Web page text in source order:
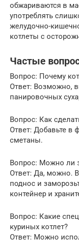
обжариваются в
употреблять
желудочно-
котлеты с
Частые
Вопрос: Почему
Ответ: Возможно,
панировочных
Вопрос: Как
Ответ: Добавьте в
сметаны.
Вопрос: Можно ли
Ответ: Да, можно.
поднос и
контейнер и
Вопрос: Какие
куриных котлет?
Ответ: Можно